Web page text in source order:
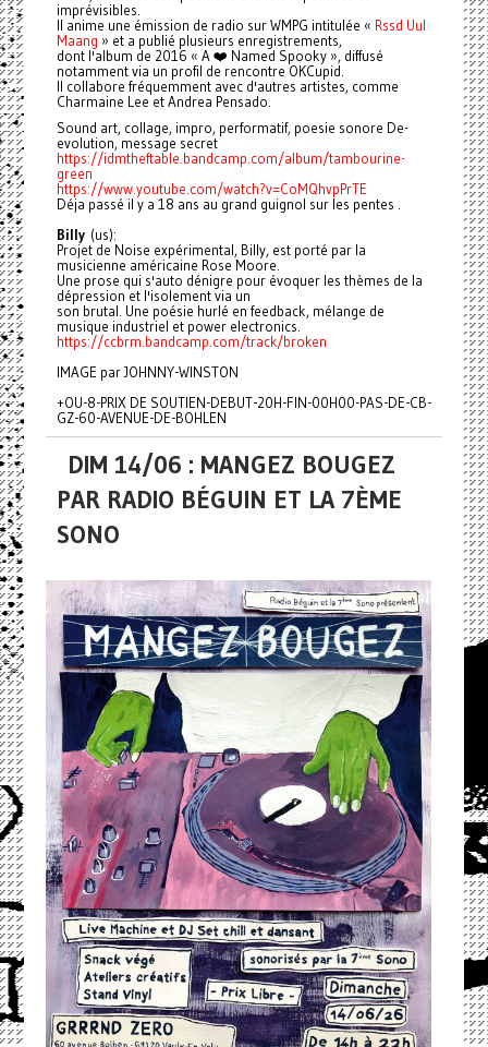
imprévisibles.
Il anime une émission de radio sur WMPG intitulée « Rssd Uul
Maang » et a publié plusieurs enregistrements,
dont l'album de 2016 « A ❤️ Named Spooky », diffusé
notamment via un profil de rencontre OKCupid.
Il collabore fréquemment avec d'autres artistes, comme
Charmaine Lee et Andrea Pensado.
Sound art, collage, impro, performatif, poesie sonore De-
evolution, message secret
https://idmtheftable.bandcamp.com/album/tambourine-
green
https://www.youtube.com/watch?v=CoMQhvpPrTE
Déja passé il y a 18 ans au grand guignol sur les pentes .
Billy(us):
Projet de Noise expérimental, Billy, est porté par la
musicienne américaine Rose Moore.
Une prose qui s'auto dénigre pour évoquer les thèmes de la
dépression et l'isolement via un
son brutal. Une poésie hurlé en feedback, mélange de
musique industriel et power electronics.
https://ccbrm.bandcamp.com/track/broken
IMAGE par JOHNNY-WINSTON
+OU-8-PRIX DE SOUTIEN-DEBUT-20H-FIN-00H00-PAS-DE-CB-
GZ-60-AVENUE-DE-BOHLEN
DIM 14/06 : MANGEZ BOUGEZ
PAR RADIO BÉGUIN ET LA 7ÈME
SONO